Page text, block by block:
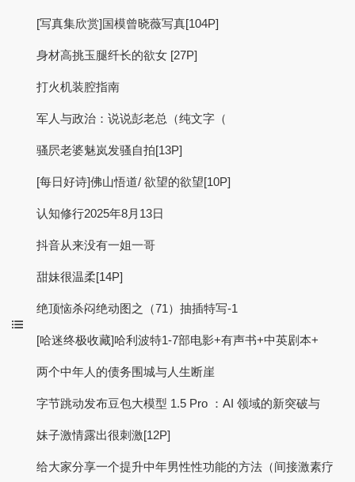
[写真集欣赏]国模曾晓薇写真[104P]
身材高挑玉腿纤长的欲女 [27P]
打火机装腔指南
军人与政治：说说彭老总（纯文字（
骚屄老婆魅岚发骚自拍[13P]
[每日好诗]佛山悟道/ 欲望的欲望[10P]
认知修行2025年8月13日
抖音从来没有一姐一哥
甜妹很温柔[14P]
绝顶恼杀闷绝动图之（71）抽插特写-1
[哈迷终极收藏]哈利波特1-7部电影+有声书+中英剧本+
两个中年人的债务围城与人生断崖
字节跳动发布豆包大模型 1.5 Pro ：AI 领域的新突破与
妹子激情露出很刺激[12P]
给大家分享一个提升中年男性性功能的方法（间接激素疗